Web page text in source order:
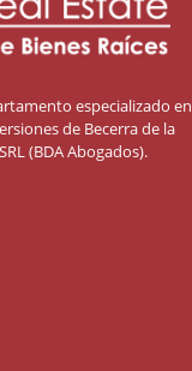
especializado en
de Becerra de la
(BDA Abogados).